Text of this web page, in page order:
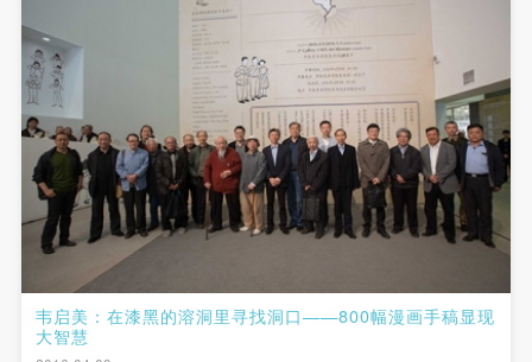
韦启美：在漆黑的溶洞里寻找洞口——800幅漫画手稿显现
大智慧